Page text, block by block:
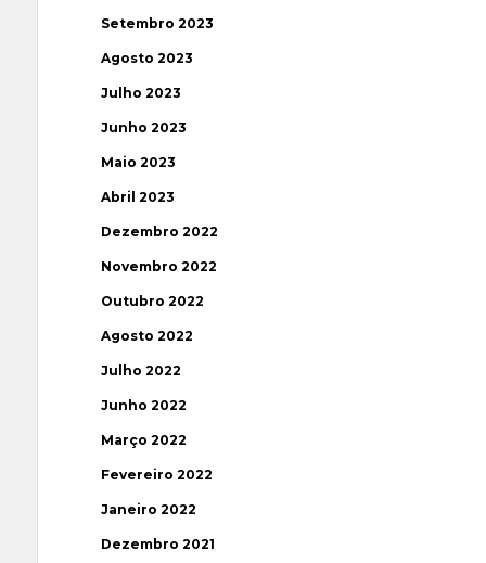
Setembro 2023
Agosto 2023
Julho 2023
Junho 2023
Maio 2023
Abril 2023
Dezembro 2022
Novembro 2022
Outubro 2022
Agosto 2022
Julho 2022
Junho 2022
Março 2022
Fevereiro 2022
Janeiro 2022
Dezembro 2021